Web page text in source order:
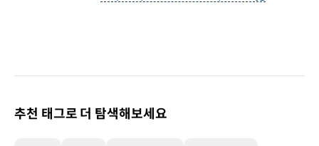
추천 태그로 더 탐색해보세요